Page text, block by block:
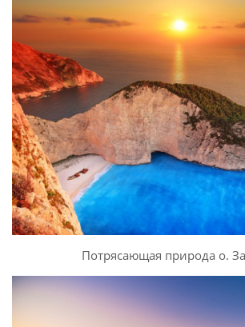
Потрясающая природа о.